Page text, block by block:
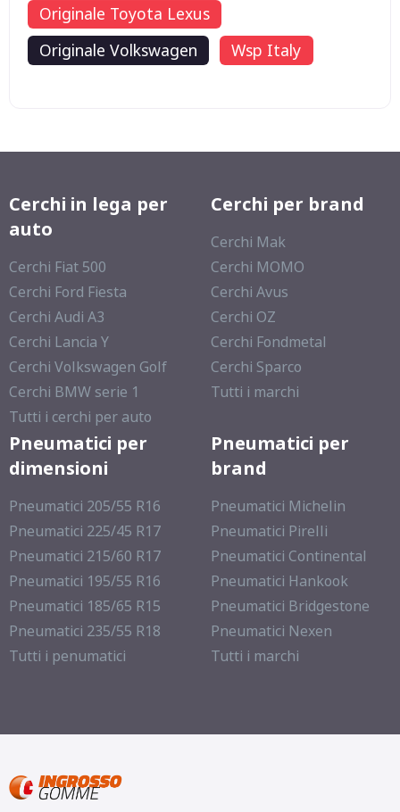
Originale Toyota Lexus
Originale Volkswagen
Wsp Italy
Cerchi in lega per
auto
Cerchi Fiat 500
Cerchi Ford Fiesta
Cerchi Audi A3
Cerchi Lancia Y
Cerchi Volkswagen Golf
Cerchi BMW serie 1
Tutti i cerchi per auto
Cerchi per brand
Cerchi Mak
Cerchi MOMO
Cerchi Avus
Cerchi OZ
Cerchi Fondmetal
Cerchi Sparco
Tutti i marchi
Pneumatici per
dimensioni
Pneumatici 205/55 R16
Pneumatici 225/45 R17
Pneumatici 215/60 R17
Pneumatici 195/55 R16
Pneumatici 185/65 R15
Pneumatici 235/55 R18
Tutti i penumatici
Pneumatici per
brand
Pneumatici Michelin
Pneumatici Pirelli
Pneumatici Continental
Pneumatici Hankook
Pneumatici Bridgestone
Pneumatici Nexen
Tutti i marchi